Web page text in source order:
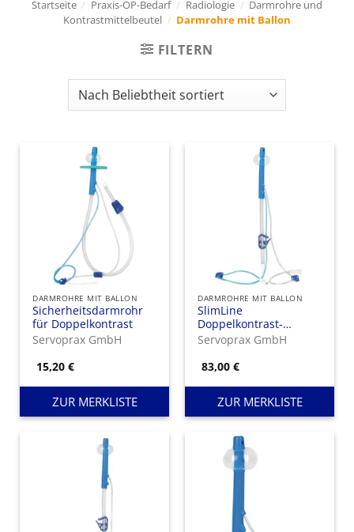
Startseite / Praxis-OP-Bedarf / Radiologie / Darmrohre und
Kontrastmittelbeutel / Darmrohre mit Ballon
FILTERN
DARMROHRE MIT BALLON
Sicherheitsdarmrohr
für Doppelkontrast
Servoprax GmbH
15,20€
ZUR MERKLISTE
DARMROHRE MIT BALLON
SlimLine
Doppelkontrast-
Darmrohr mit
Verlängerung
Servoprax GmbH
83,00€
ZUR MERKLISTE